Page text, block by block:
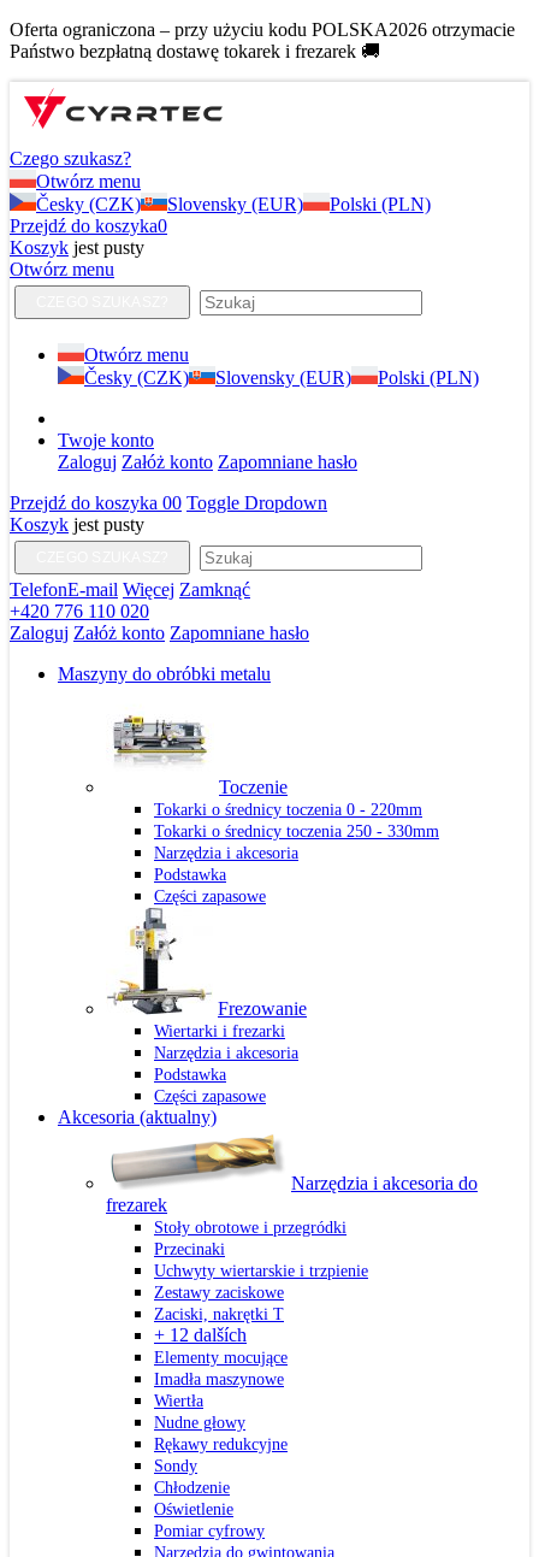
Oferta ograniczona – przy użyciu kodu POLSKA2026 otrzymacie
Państwo bezpłatną dostawę tokarek i frezarek 🚚
Czego szukasz?
Otwórz menu
Česky (CZK)
Slovensky (EUR)
Polski (PLN)
Przejdź do koszyka0
Koszyk jest pusty
Otwórz menu
Otwórz menu
Česky (CZK)
Slovensky (EUR) Polski (PLN)
Twoje konto
Zaloguj Załóż konto Zapomniane hasło
Przejdź do koszyka 00 Toggle Dropdown
Koszyk jest pusty
TelefonE-mail Więcej Zamknąć
+420 776 110 020
Zaloguj Załóż konto Zapomniane hasło
Maszyny do obróbki metalu
Toczenie
Tokarki o średnicy toczenia 0 - 220mm
Tokarki o średnicy toczenia 250 - 330mm
Narzędzia i akcesoria
Podstawka
Części zapasowe
Frezowanie
Wiertarki i frezarki
Narzędzia i akcesoria
Podstawka
Części zapasowe
Akcesoria (aktualny)
Narzędzia i akcesoria do
frezarek
Stoły obrotowe i przegródki
Przecinaki
Uchwyty wiertarskie i trzpienie
Zestawy zaciskowe
Zaciski, nakrętki T
+ 12 dalších
Elementy mocujące
Imadła maszynowe
Wiertła
Nudne głowy
Rękawy redukcyjne
Sondy
Chłodzenie
Oświetlenie
Pomiar cyfrowy
Narzędzia do gwintowania